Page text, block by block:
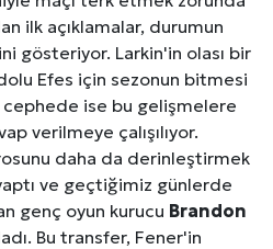
ilk açıklamalar, durumun
gösteriyor. Larkin'in olası bir
Efes için sezonun bitmesi
cephede ise bu gelişmelere
verilmeye çalışılıyor.
daha da derinleştirmek
ve geçtiğimiz günlerde
genç oyun kurucu Brandon
Bu transfer, Fener'in